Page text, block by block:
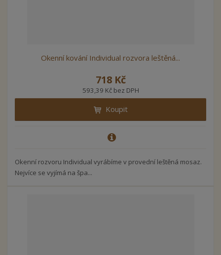
Okenní kování Individual rozvora leštěná...
718 Kč
593,39 Kč bez DPH
Koupit
Okenní rozvoru Individual vyrábíme v provední leštěná mosaz.
Nejvíce se vyjímá na špa...